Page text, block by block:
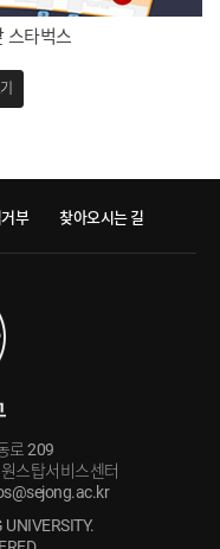
스타벅스
부 찾아오시는 길
로 209
스탑서비스센터